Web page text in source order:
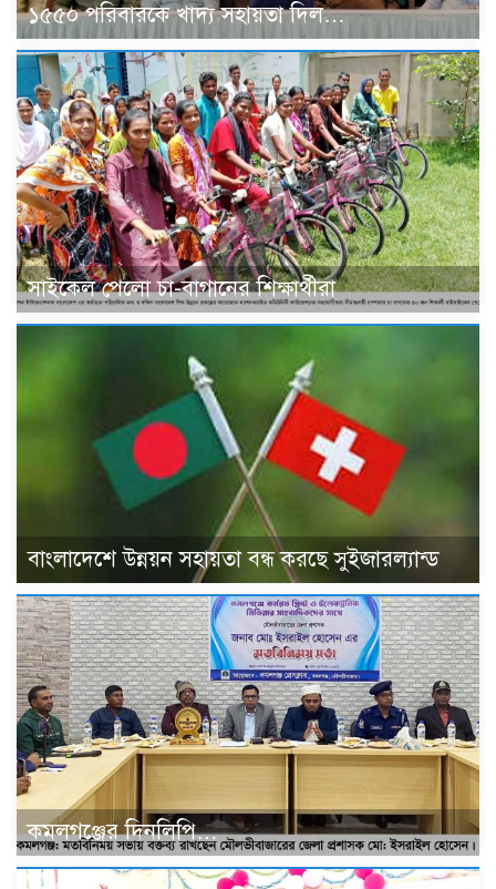
১৫৫০ পরিবারকে খাদ্য সহায়তা দিল…
সাইকেল পেলো চা-বাগানের শিক্ষার্থীরা
বাংলাদেশে উন্নয়ন সহায়তা বন্ধ করছে সুইজারল্যান্ড
কমলগঞ্জের দিনলিপি…